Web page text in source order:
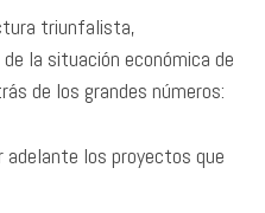
triunfalista,
la situación económica de
de los grandes números:
adelante los proyectos que